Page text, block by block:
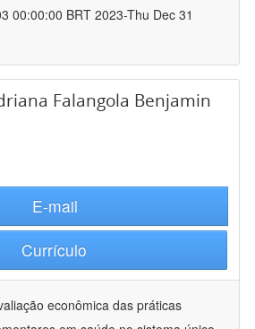
00:00:00 BRT 2023-Thu Dec 31
Falangola Benjamin
E-mail
Currículo
econômica das práticas